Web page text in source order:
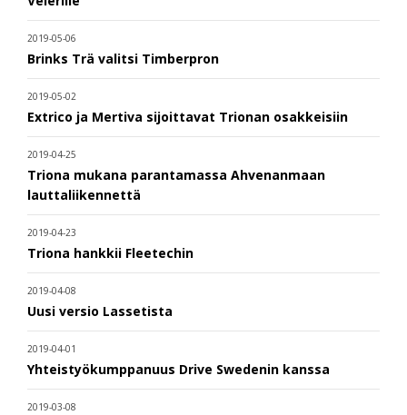
2019-05-06
Brinks Trä valitsi Timberpron
2019-05-02
Extrico ja Mertiva sijoittavat Trionan osakkeisiin
2019-04-25
Triona mukana parantamassa Ahvenanmaan
lauttaliikennettä
2019-04-23
Triona hankkii Fleetechin
2019-04-08
Uusi versio Lassetista
2019-04-01
Yhteistyökumppanuus Drive Swedenin kanssa
2019-03-08